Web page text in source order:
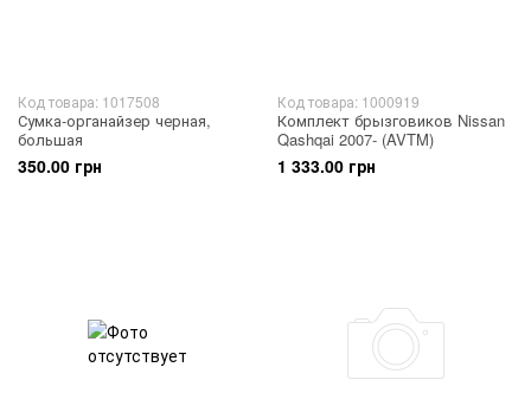
Код товара: 1017508
Сумка-органайзер черная,
большая
350.00 грн
Код товара: 1000919
Комплект брызговиков Nissan
Qashqai 2007- (AVTM)
1 333.00 грн